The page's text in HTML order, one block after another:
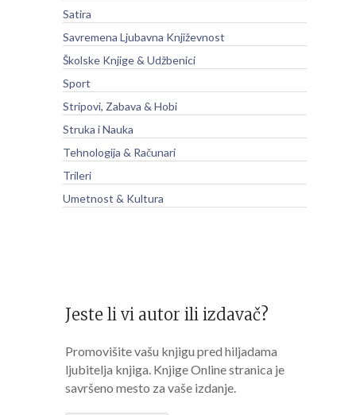
Satira
Savremena Ljubavna Književnost
Školske Knjige & Udžbenici
Sport
Stripovi, Zabava & Hobi
Struka i Nauka
Tehnologija & Računari
Trileri
Umetnost & Kultura
Jeste li vi autor ili izdavač?
Promovišite vašu knjigu pred hiljadama
ljubitelja knjiga. Knjige Online stranica je
savršeno mesto za vaše izdanje.